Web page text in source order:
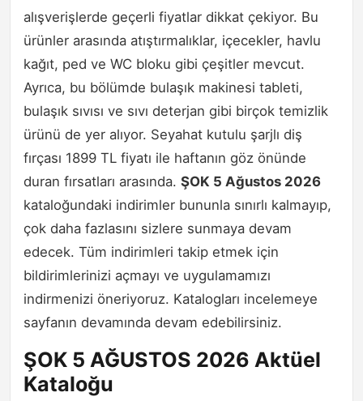
alışverişlerde geçerli fiyatlar dikkat çekiyor. Bu
ürünler arasında atıştırmalıklar, içecekler, havlu
kağıt, ped ve WC bloku gibi çeşitler mevcut.
Ayrıca, bu bölümde bulaşık makinesi tableti,
bulaşık sıvısı ve sıvı deterjan gibi birçok temizlik
ürünü de yer alıyor. Seyahat kutulu şarjlı diş
fırçası 1899 TL fiyatı ile haftanın göz önünde
duran fırsatları arasında. ŞOK 5 Ağustos 2026
kataloğundaki indirimler bununla sınırlı kalmayıp,
çok daha fazlasını sizlere sunmaya devam
edecek. Tüm indirimleri takip etmek için
bildirimlerinizi açmayı ve uygulamamızı
indirmenizi öneriyoruz. Katalogları incelemeye
sayfanın devamında devam edebilirsiniz.
ŞOK 5 AĞUSTOS 2026 Aktüel
Kataloğu